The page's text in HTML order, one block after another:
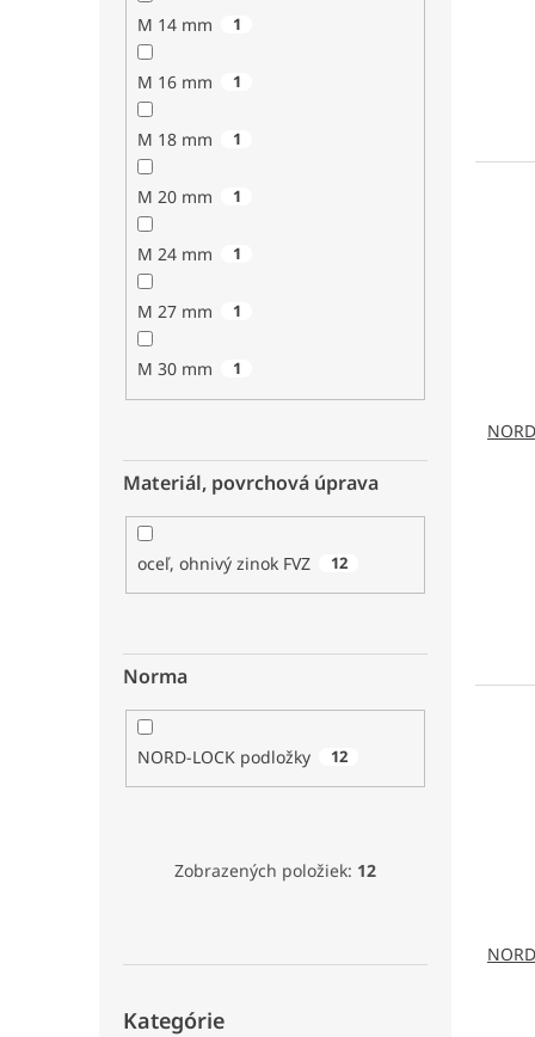
M 14 mm 1
M 16 mm 1
M 18 mm 1
M 20 mm 1
M 24 mm 1
M 27 mm 1
M 30 mm 1
Materiál, povrchová úprava
oceľ, ohnivý zinok FVZ 12
Norma
NORD-LOCK podložky 12
Zobrazených položiek: 12
kategórie
Kategórie